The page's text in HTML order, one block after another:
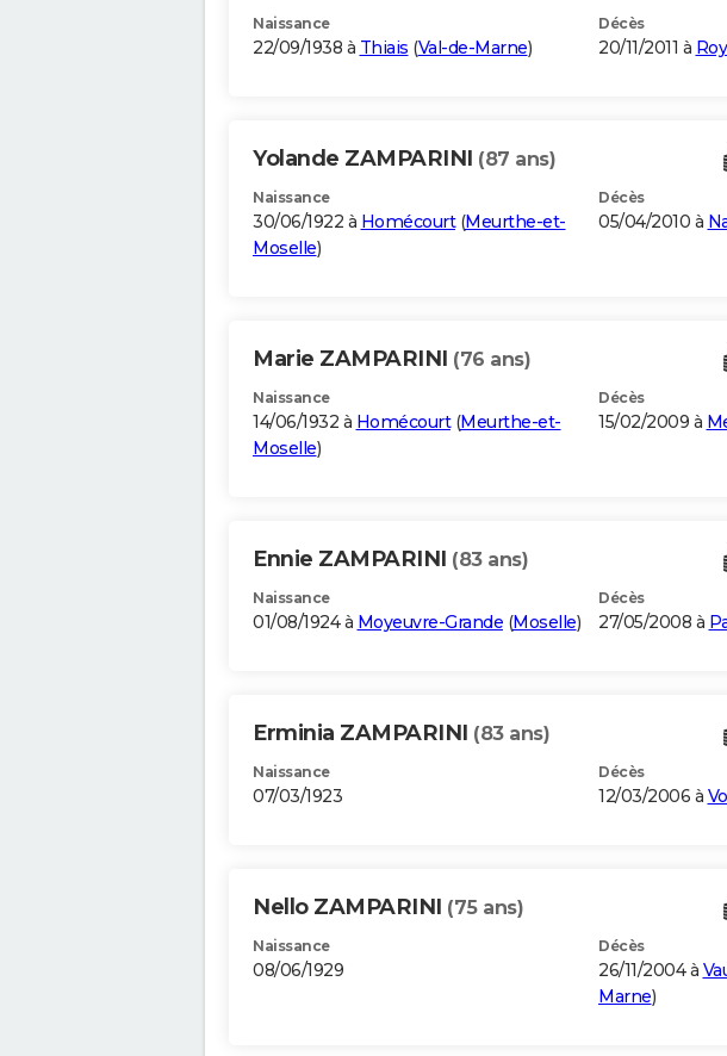
Naissance
22/09/1938 à Thiais (Val-de-Marne)
Décès
20/11/2011 à
Yolande ZAMPARINI (87 ans)
Naissance
30/06/1922 à Homécourt(Meurthe-et-
Moselle)
Décès
05/04/2010 à
Marie ZAMPARINI (76 ans)
Naissance
14/06/1932 à Homécourt(Meurthe-et-
Moselle)
Décès
15/02/2009 à
Ennie ZAMPARINI (83 ans)
Naissance
01/08/1924 à Moyeuvre-Grande (Moselle)
Décès
27/05/2008 à
Erminia ZAMPARINI (83 ans)
Naissance
07/03/1923
Décès
12/03/2006 à
Nello ZAMPARINI (75 ans)
Naissance
08/06/1929
Décès
26/11/2004 à
Marne)